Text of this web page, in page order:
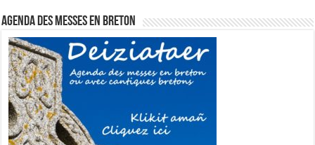
Agenda des messes en breton